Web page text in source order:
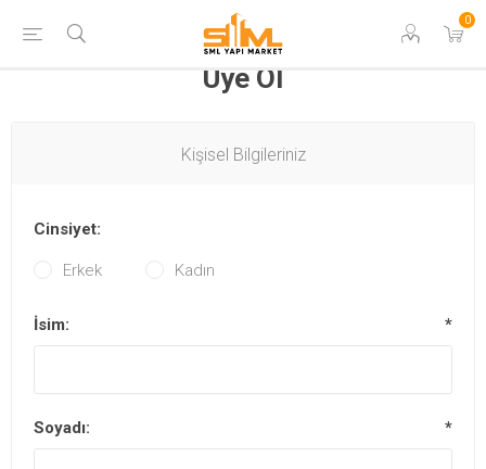
0
Üye Ol
Kişisel Bilgileriniz
Cinsiyet:
Erkek Kadın
İsim: *
Soyadı: *